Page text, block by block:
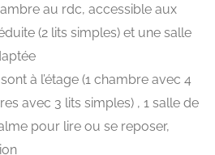
au rdc, accessible aux
(2 lits simples) et une salle
à l’étage (1 chambre avec 4
avec 3 lits simples) , 1 salle de
pour lire ou se reposer,